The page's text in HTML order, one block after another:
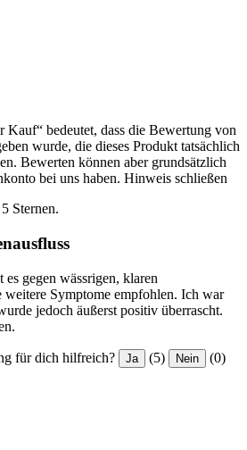
Kauf“ bedeutet, dass die Bewertung von
wurde, die dieses Produkt tatsächlich
Bewerten können aber grundsätzlich
bei uns haben. Hinweis schließen
Sternen.
gegen wässrigen, klaren
weitere Symptome empfohlen. Ich war
jedoch äußerst positiv überrascht.
für dich hilfreich? Ja (5) Nein (0)